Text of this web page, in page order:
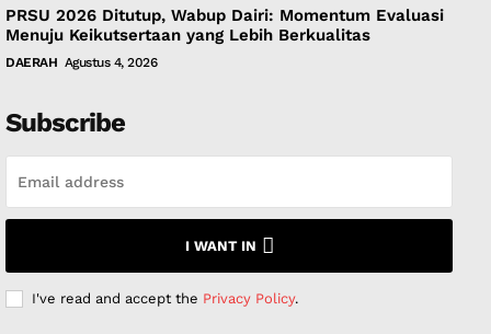
PRSU 2026 Ditutup, Wabup Dairi: Momentum Evaluasi
Menuju Keikutsertaan yang Lebih Berkualitas
DAERAH Agustus 4, 2026
Subscribe
I WANT IN
I've read and accept the Privacy Policy.